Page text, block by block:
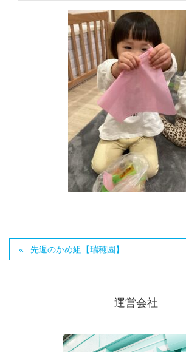
先週のかめ組【瑞穂園】
運営会社